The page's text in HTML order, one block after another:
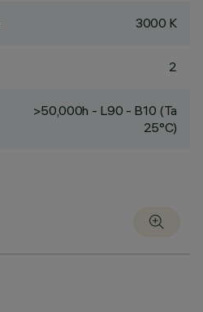
3000 K
2
>50,000h - L90 - B10 (Ta
25°C)